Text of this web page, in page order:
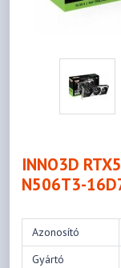
INNO3D
N506T3-
Azonosító
Gyártó